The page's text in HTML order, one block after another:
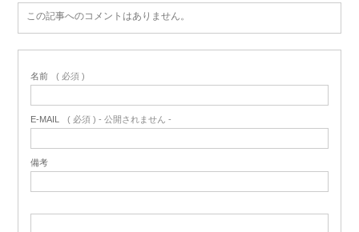
この記事へのコメントはありません。
名前 ( 必須 )
E-MAIL ( 必須 ) - 公開されません -
備考